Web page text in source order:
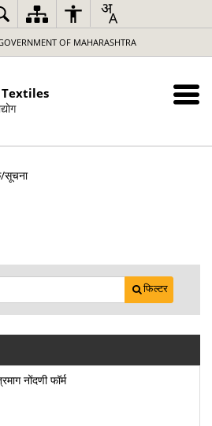
OF MAHARASHTRA
सूचना
फिल्टर
नोंदणी फॉर्म